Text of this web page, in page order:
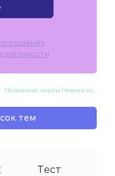
Основные черты Членистоногих
тем
Тест